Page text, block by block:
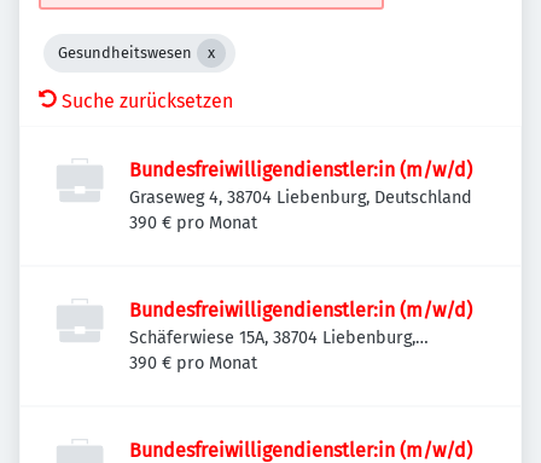
Gesundheitswesen
Suche zurücksetzen
Bundesfreiwilligendienstler:in (m/w/d)
Graseweg 4, 38704 Liebenburg, Deutschland
390 € pro Monat
Bundesfreiwilligendienstler:in (m/w/d)
Schäferwiese 15A, 38704 Liebenburg,
Deutschland
390 € pro Monat
Bundesfreiwilligendienstler:in (m/w/d)